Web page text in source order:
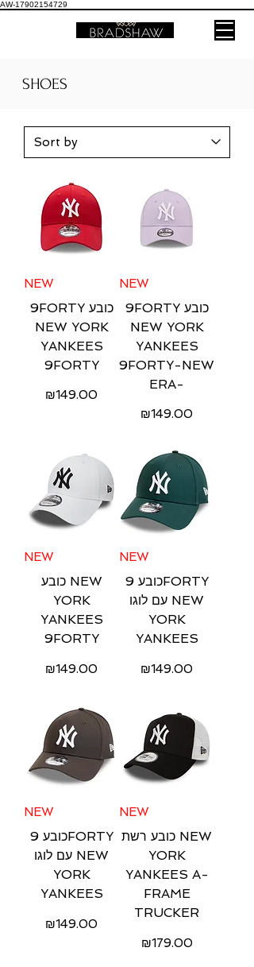
AW-17902154729
SHOES
NEW
9FORTY כובע
NEW YORK
YANKEES
9FORTY
Price
₪149.00
NEW
9FORTY כובע
NEW YORK
YANKEES
9FORTY-NEW
ERA-
Price
₪149.00
NEW
כובע NEW
YORK
YANKEES
9FORTY
Price
₪149.00
NEW
כובע 9FORTY
עם לוגו NEW
YORK
YANKEES
Price
₪149.00
NEW
כובע 9FORTY
עם לוגו NEW
YORK
YANKEES
Price
₪149.00
NEW
כובע רשת NEW
YORK
YANKEES A-
FRAME
TRUCKER
Price
₪179.00